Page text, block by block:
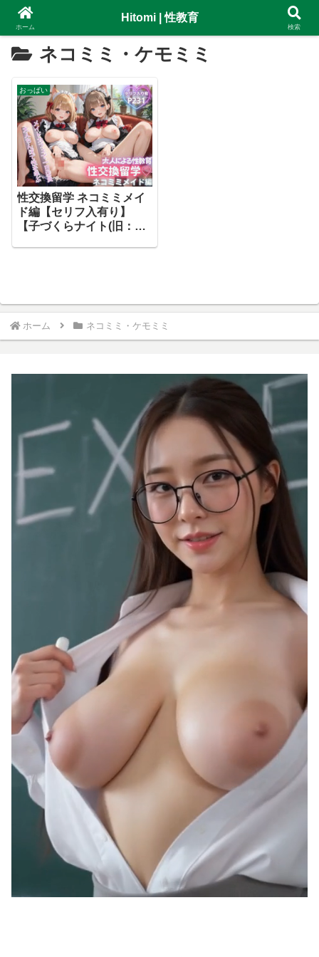
ネコミミ・ケモミミ
おっぱい
性交換留学 ネコミミメイ
ド編【セリフ入有り】
【子づくらナイト(旧：性
ホーム ネコミミ・ケモミミ
ホーム
Hitomi | 性教育
検索